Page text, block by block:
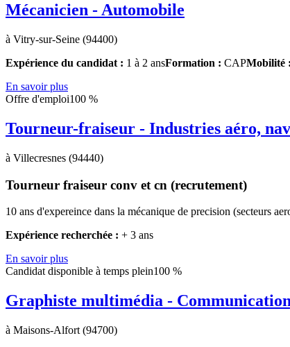
Mécanicien - Automobile
à Vitry-sur-Seine (94400)
Expérience du candidat : 1 à 2 ansFormation : CAPMobilité :
En savoir plus
Offre d'emploi100 %
Tourneur-fraiseur - Industries aéro,
à Villecresnes (94440)
Tourneur fraiseur conv et cn (recrutement)
10 ans d'expereince dans la mécanique de precision (secteurs
Expérience recherchée : + 3 ans
En savoir plus
Candidat disponible à temps plein100 %
Graphiste multimédia -
à Maisons-Alfort (94700)